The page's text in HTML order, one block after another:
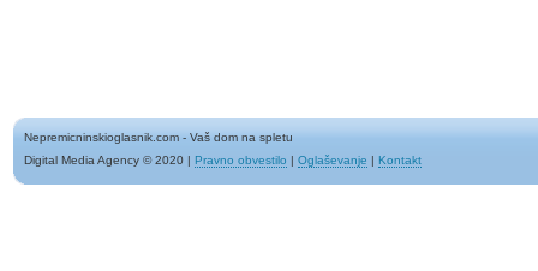
Nepremicninskioglasnik.com - Vaš dom na spletu
Digital Media Agency © 2020 | Pravno obvestilo | Oglaševanje | Kontakt